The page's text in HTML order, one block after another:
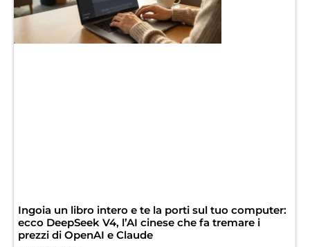
Ingoia un libro intero e te la porti sul tuo computer:
ecco DeepSeek V4, l’AI cinese che fa tremare i
prezzi di OpenAI e Claude